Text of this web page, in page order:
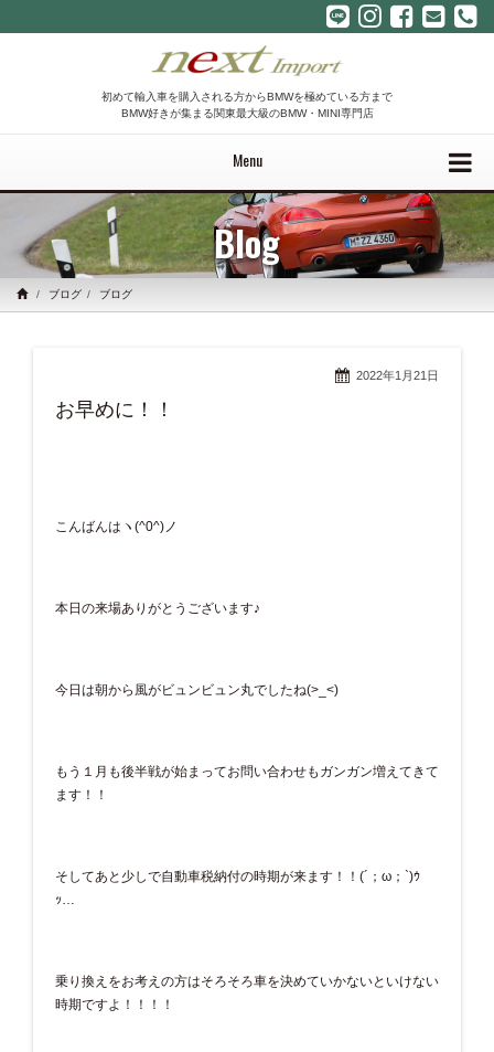
初めて輸入車を購入される方からBMWを極めている方まで
BMW好きが集まる関東最大級のBMW・MINI専門店
Menu
Blog
ブログ ブログ
2022年1月21日
お早めに！！
こんばんはヽ(^0^)ノ
本日の来場ありがとうございます♪
今日は朝から風がビュンビュン丸でしたね(>_<)
もう１月も後半戦が始まってお問い合わせもガンガン増えてきて
ます！！
そしてあと少しで自動車税納付の時期が来ます！！(´；ω；`)ｳ
ｯ…
乗り換えをお考えの方はそろそろ車を決めていかないといけない
時期ですよ！！！！